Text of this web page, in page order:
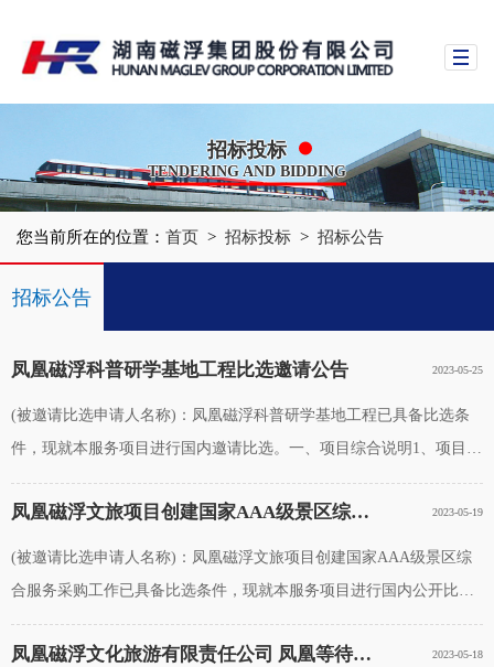
招标投标
TENDERING AND BIDDING
您当前所在的位置：首页 >招标投标 >招标公告
招标公告
中标公示
凤凰磁浮科普研学基地工程比选邀请公告 2023-05-25
(被邀请比选申请人名称)：凤凰磁浮科普研学基地工程已具备比选条
件，现就本服务项目进行国内邀请比选。一、项目综合说明1、项目名
称：凤凰磁浮科普研学基地工程；2、项目概况：为进一步提升凤凰磁
浮项目的研学属性，丰富研学课程
凤凰磁浮文旅项目创建国家AAA级景区综合服务 比选邀请公告 2023-05-19
(被邀请比选申请人名称)：凤凰磁浮文旅项目创建国家AAA级景区综
合服务采购工作已具备比选条件，现就本服务项目进行国内公开比
选。一、项目综合说明1、项目名称：凤凰磁浮文旅项目创建国家
AAA级景区综合服务；2、项目概况：凤凰
凤凰磁浮文化旅游有限责任公司 凤凰等待站站厅层2023年第一次公开招租公告 2023-05-18